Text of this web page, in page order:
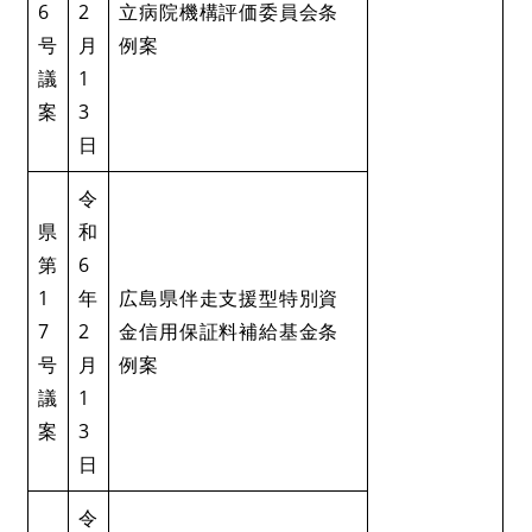
6
号
議
案
2
月
1
3
日
立病院機構評価委員会条
例案
県
第
1
7
号
議
案
令
和
6
年
2
月
1
3
日
​​広島県伴走支援型特別資
金信用保証料補給基金条
例案
令